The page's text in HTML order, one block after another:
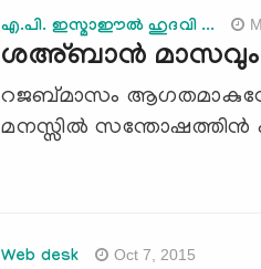
എ.പി. ഇസ്മാഈല്‍ ഹുദവി ...
ശഅ്ബാന്‍ മാസവും
റജബ്മാസം
മനസ്സില്‍ സന്തോഷത്തിന്‍
Web desk Oct 7, 2015